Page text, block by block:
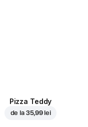
Pizza Teddy
de la 35,99 lei